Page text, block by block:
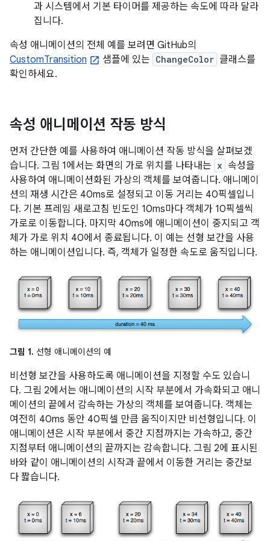
과 시스템에서 기본 타이머를 제공하는 속도에 따라 달라
집니다.
속성 애니메이션의 전체 예를 보려면 GitHub의
CustomTransition
샘플에 있는 ChangeColor 클래스를
확인하세요.
속성 애니메이션 작동 방식
먼저 간단한 예를 사용하여 애니메이션 작동 방식을 살펴보겠
습니다. 그림 1에서는 화면의 가로 위치를 나타내는 x 속성을
사용하여 애니메이션화된 가상의 객체를 보여줍니다. 애니메이
션의 재생 시간은 40ms로 설정되고 이동 거리는 40픽셀입니
다. 기본 프레임 새로고침 빈도인 10ms마다 객체가 10픽셀씩
가로로 이동합니다. 마지막 40ms에 애니메이션이 중지되고 객
체가 가로 위치 40에서 종료됩니다. 이 예는 선형 보간을 사용
하는 애니메이션입니다. 즉, 객체가 일정한 속도로 움직입니다.
그림 1. 선형 애니메이션의 예
비선형 보간을 사용하도록 애니메이션을 지정할 수도 있습니
다. 그림 2에서는 애니메이션의 시작 부분에서 가속화되고 애니
메이션의 끝에서 감속하는 가상의 객체를 보여줍니다. 객체는
여전히 40ms 동안 40픽셀 만큼 움직이지만 비선형입니다. 이
애니메이션은 시작 부분에서 중간 지점까지는 가속하고, 중간
지점부터 애니메이션의 끝까지는 감속합니다. 그림 2에 표시된
바와 같이 애니메이션의 시작과 끝에서 이동한 거리는 중간보
다 짧습니다.